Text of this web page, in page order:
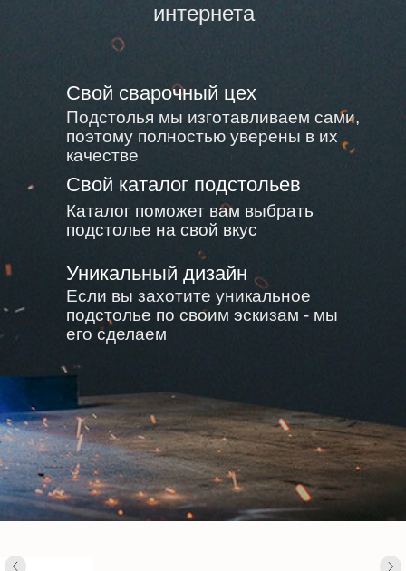
интернета
Свой сварочный цех
Подстолья мы изготавливаем сами,
поэтому полностью уверены в их
качестве
Свой каталог подстольев
Каталог поможет вам выбрать
подстолье на свой вкус
Уникальный дизайн
Если вы захотите уникальное
подстолье по своим эскизам - мы
его сделаем